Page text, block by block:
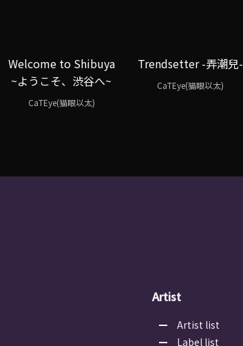
Welcome to Shibuya
~ようこそ、渋谷へ~
CaTEye(猫眼以太)
Trendsetter -弄潮兒-
CaTEye(猫眼以太)
Artist
Artist list
Label list